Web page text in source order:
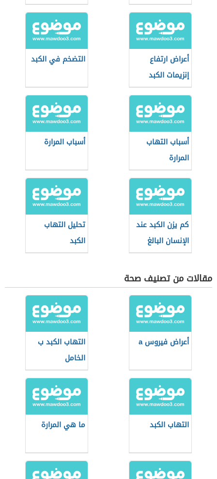
أعراض ارتفاع
إنزيمات الكبد
التضخم في الكبد
أسباب التهاب
المرارة
أسباب المرارة
كم يزن الكبد عند
الإنسان البالغ
تحليل التهاب
الكبد
مقالات من تصنيف صحة
أعراض فيروس a
التهاب الكبد ب
الخامل
التهاب الكبد ما هي المرارة